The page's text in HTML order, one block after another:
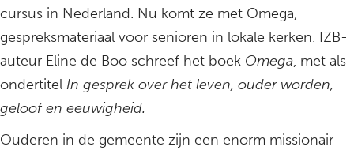
cursus in Nederland. Nu komt ze met Omega,
gespreksmateriaal voor senioren in lokale kerken. IZB-
auteur Eline de Boo schreef het boek Omega, met als
ondertitel In gesprek over het leven, ouder worden,
geloof en eeuwigheid.
Ouderen in de gemeente zijn een enorm missionair